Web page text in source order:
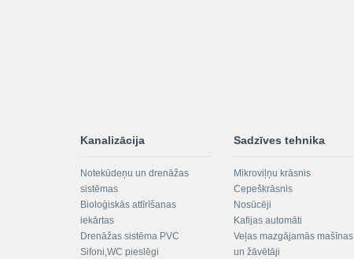
Kanalizācija
Notekūdeņu un drenāžas
sistēmas
Bioloģiskās attīrīšanas
iekārtas
Drenāžas sistēma PVC
Sifoni,WC pieslēgi
Sadzīves tehnika
Mikroviļņu krāsnis
Cepeškrāsnis
Nosūcēji
Kafijas automāti
Veļas mazgājamās mašīnas
un žāvētāji